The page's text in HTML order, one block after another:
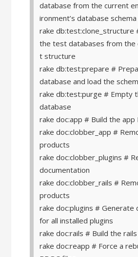
database from the current en
ironment’s database schema
rake db:test:clone_structure
the test databases from the
t structure
rake db:test:prepare #
database and load the
rake db:test:purge # Empty
database
rake doc:app # Build the app
rake doc:clobber_app #
products
rake doc:clobber_plugins #
documentation
rake doc:clobber_rails #
products
rake doc:plugins # Generate
for all installed plugins
rake doc:rails # Build the
rake doc:reapp # Force a